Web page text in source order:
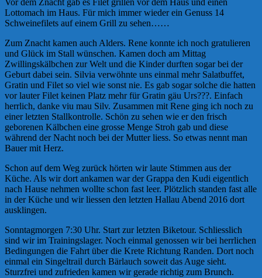
Vor dem Znacht gab es Filet grillen vor dem Haus und einen
Lottomach im Haus. Für mich immer wieder ein Genuss 14
Schweinefilets auf einem Grill zu sehen……
Zum Znacht kamen auch Alders. Rene konnte ich noch gratulieren
und Glück im Stall wünschen. Kamen doch am Mittag
Zwillingskälbchen zur Welt und die Kinder durften sogar bei der
Geburt dabei sein. Silvia verwöhnte uns einmal mehr Salatbuffet,
Gratin und Filet so viel wie sonst nie. Es gab sogar solche die hatten
vor lauter Filet keinen Platz mehr für Gratin gäu Urs???. Einfach
herrlich, danke viu mau Silv. Zusammen mit Rene ging ich noch zu
einer letzten Stallkontrolle. Schön zu sehen wie er den frisch
geborenen Kälbchen eine grosse Menge Stroh gab und diese
während der Nacht noch bei der Mutter liess. So etwas nennt man
Bauer mit Herz.
Schon auf dem Weg zurück hörten wir laute Stimmen aus der
Küche. Als wir dort ankamen war der Grappa den Kudi eigentlich
nach Hause nehmen wollte schon fast leer. Plötzlich standen fast alle
in der Küche und wir liessen den letzten Hallau Abend 2016 dort
ausklingen.
Sonntagmorgen 7:30 Uhr. Start zur letzten Biketour. Schliesslich
sind wir im Trainingslager. Noch einmal genossen wir bei herrlichen
Bedingungen die Fahrt über die Krete Richtung Randen. Dort noch
einmal ein Singeltrail durch Bärlauch soweit das Auge sieht.
Sturzfrei und zufrieden kamen wir gerade richtig zum Brunch.